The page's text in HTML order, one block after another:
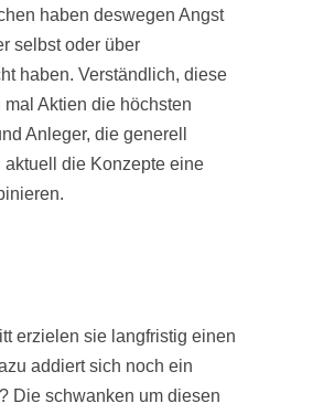
haben deswegen Angst
selbst oder über
haben. Verständlich, diese
Aktien die höchsten
Anleger, die generell
die Konzepte eine
erzielen sie langfristig einen
addiert sich noch ein
Die schwanken um diesen